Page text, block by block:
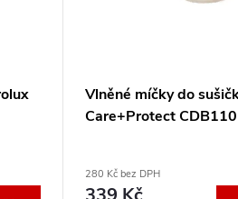
Vlněné míčky do
Care+Protect
280 Kč bez DPH